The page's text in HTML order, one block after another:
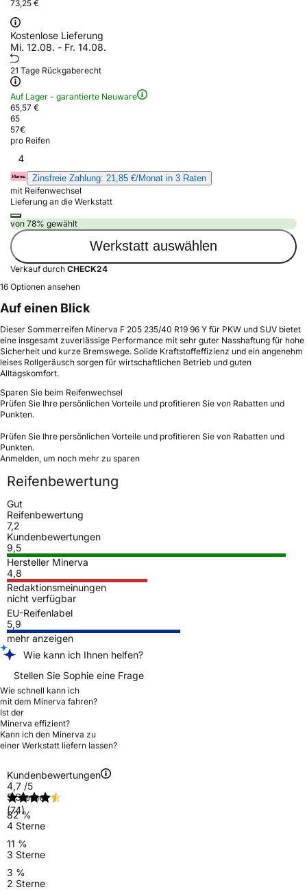
73,25 €
Kostenlose Lieferung
Mi. 12.08. - Fr. 14.08.
21 Tage Rückgaberecht
Auf Lager - garantierte Neuware
65,57 €
65
57€
pro Reifen
4
Zinsfreie Zahlung: 21,85 €/Monat in 3 Raten
mit Reifenwechsel
Lieferung an die Werkstatt
von 78% gewählt
Werkstatt auswählen
Verkauf durch CHECK24
16 Optionen ansehen
Auf einen Blick
Dieser Sommerreifen Minerva F 205 235/40 R19 96 Y für PKW und SUV bietet
eine insgesamt zuverlässige Performance mit sehr guter Nasshaftung für hohe
Sicherheit und kurze Bremswege. Solide Kraftstoffeffizienz und ein angenehm
leises Rollgeräusch sorgen für wirtschaftlichen Betrieb und guten
Alltagskomfort.
Sparen Sie beim Reifenwechsel
Prüfen Sie Ihre persönlichen Vorteile und profitieren Sie von Rabatten und
Punkten.
Prüfen Sie Ihre persönlichen Vorteile und profitieren Sie von Rabatten und
Punkten.
Anmelden, um noch mehr zu sparen
Reifenbewertung
Gut
Reifenbewertung
7,2
Kundenbewertungen
9,5
Hersteller Minerva
4,8
Redaktionsmeinungen
nicht verfügbar
EU-Reifenlabel
5,9
mehr anzeigen
Wie kann ich Ihnen helfen?
Stellen Sie Sophie eine Frage
Wie schnell kann ich
mit dem Minerva fahren?
Ist der
Minerva effizient?
Kann ich den Minerva zu
einer Werkstatt liefern lassen?
Kundenbewertungen
4,7 /5
(74)
5 Sterne
82 %
4 Sterne
11 %
3 Sterne
3 %
2 Sterne